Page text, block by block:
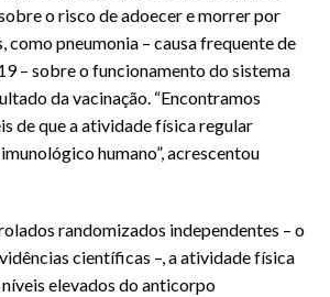
o risco de adoecer e morrer por
como pneumonia – causa frequente de
– sobre o funcionamento do sistema
da vacinação. “Encontramos
de que a atividade física regular
humano”, acrescentou
randomizados independentes – o
científicas –, a atividade física
elevados do anticorpo